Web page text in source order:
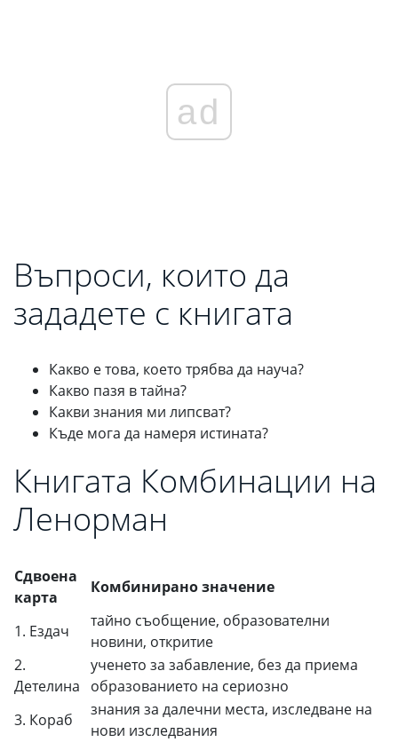
ad
Въпроси, които да
зададете с книгата
Какво е това, което трябва да науча?
Какво пазя в тайна?
Какви знания ми липсват?
Къде мога да намеря истината?
Книгата Комбинации на
Ленорман
Сдвоена
карта
Комбинирано значение
1. Ездач
тайно съобщение, образователни
новини, откритие
2.
Детелина
ученето за забавление, без да приема
образованието на сериозно
3. Кораб
знания за далечни места, изследване на
нови изследвания